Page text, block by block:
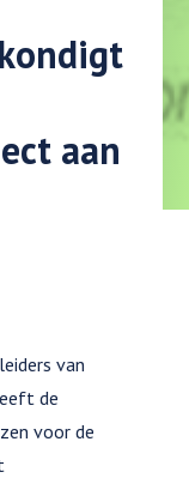
aan
van
de
voor de